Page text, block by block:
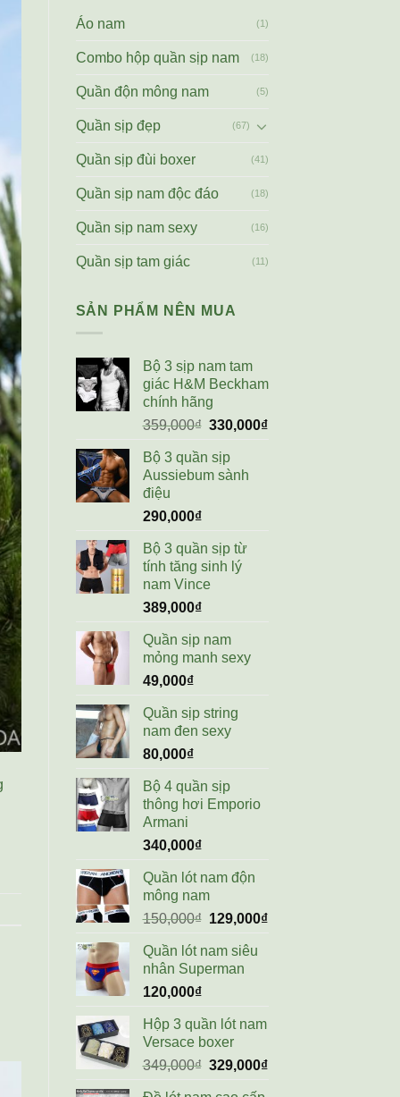
Áo nam (1)
Combo hộp quần sịp nam (18)
Quần độn mông nam (5)
Quần sịp đẹp (67)
Quần sịp đùi boxer (41)
Quần sịp nam độc đáo (18)
Quần sịp nam sexy (16)
Quần sịp tam giác (11)
SẢN PHẨM NÊN MUA
Bộ 3 sịp nam tam
giác H&M Beckham
chính hãng
359,000₫ Giá
là:
359,000₫.
330,000₫Giá
Bộ 3 quần sịp
Aussiebum sành
điệu
290,000₫
Bộ 3 quần sịp từ
tính tăng sinh lý
nam Vince
389,000₫
Quần sịp nam
mỏng manh sexy
49,000₫
Quần sịp string
nam đen sexy
80,000₫
Bộ 4 quần sịp
thông hơi Emporio
Armani
340,000₫
Quần lót nam độn
mông nam
150,000₫ Giá
là:
150,000₫.
129,000₫Giá
Quần lót nam siêu
nhân Superman
120,000₫
Hộp 3 quần lót nam
Versace boxer
349,000₫ Giá
329,000₫Giá